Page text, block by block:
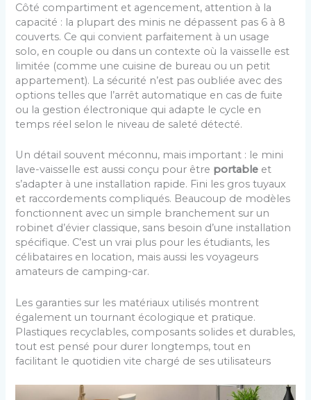
Côté compartiment et agencement, attention à la
capacité : la plupart des minis ne dépassent pas 6 à 8
couverts. Ce qui convient parfaitement à un usage
solo, en couple ou dans un contexte où la vaisselle est
limitée (comme une cuisine de bureau ou un petit
appartement). La sécurité n’est pas oubliée avec des
options telles que l’arrêt automatique en cas de fuite
ou la gestion électronique qui adapte le cycle en
temps réel selon le niveau de saleté détecté.
Un détail souvent méconnu, mais important : le mini
lave-vaisselle est aussi conçu pour être portable et
s’adapter à une installation rapide. Fini les gros tuyaux
et raccordements compliqués. Beaucoup de modèles
fonctionnent avec un simple branchement sur un
robinet d’évier classique, sans besoin d’une installation
spécifique. C’est un vrai plus pour les étudiants, les
célibataires en location, mais aussi les voyageurs
amateurs de camping-car.
Les garanties sur les matériaux utilisés montrent
également un tournant écologique et pratique.
Plastiques recyclables, composants solides et durables,
tout est pensé pour durer longtemps, tout en
facilitant le quotidien vite chargé de ses utilisateurs